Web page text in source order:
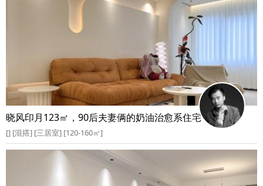
晓风印月123㎡，90后夫妻俩的奶油治愈系住宅
[] [混搭] [三居室] [120-160㎡]